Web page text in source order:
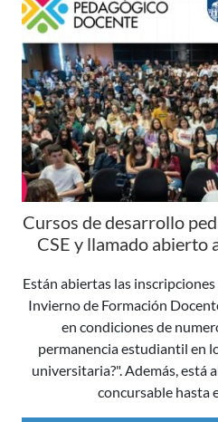
Cursos de desarrollo
CSE y llamado abierto
Están abiertas las
Invierno de Formación
en condiciones de
permanencia estudiantil en
universitaria?". Además, está
concursable hasta